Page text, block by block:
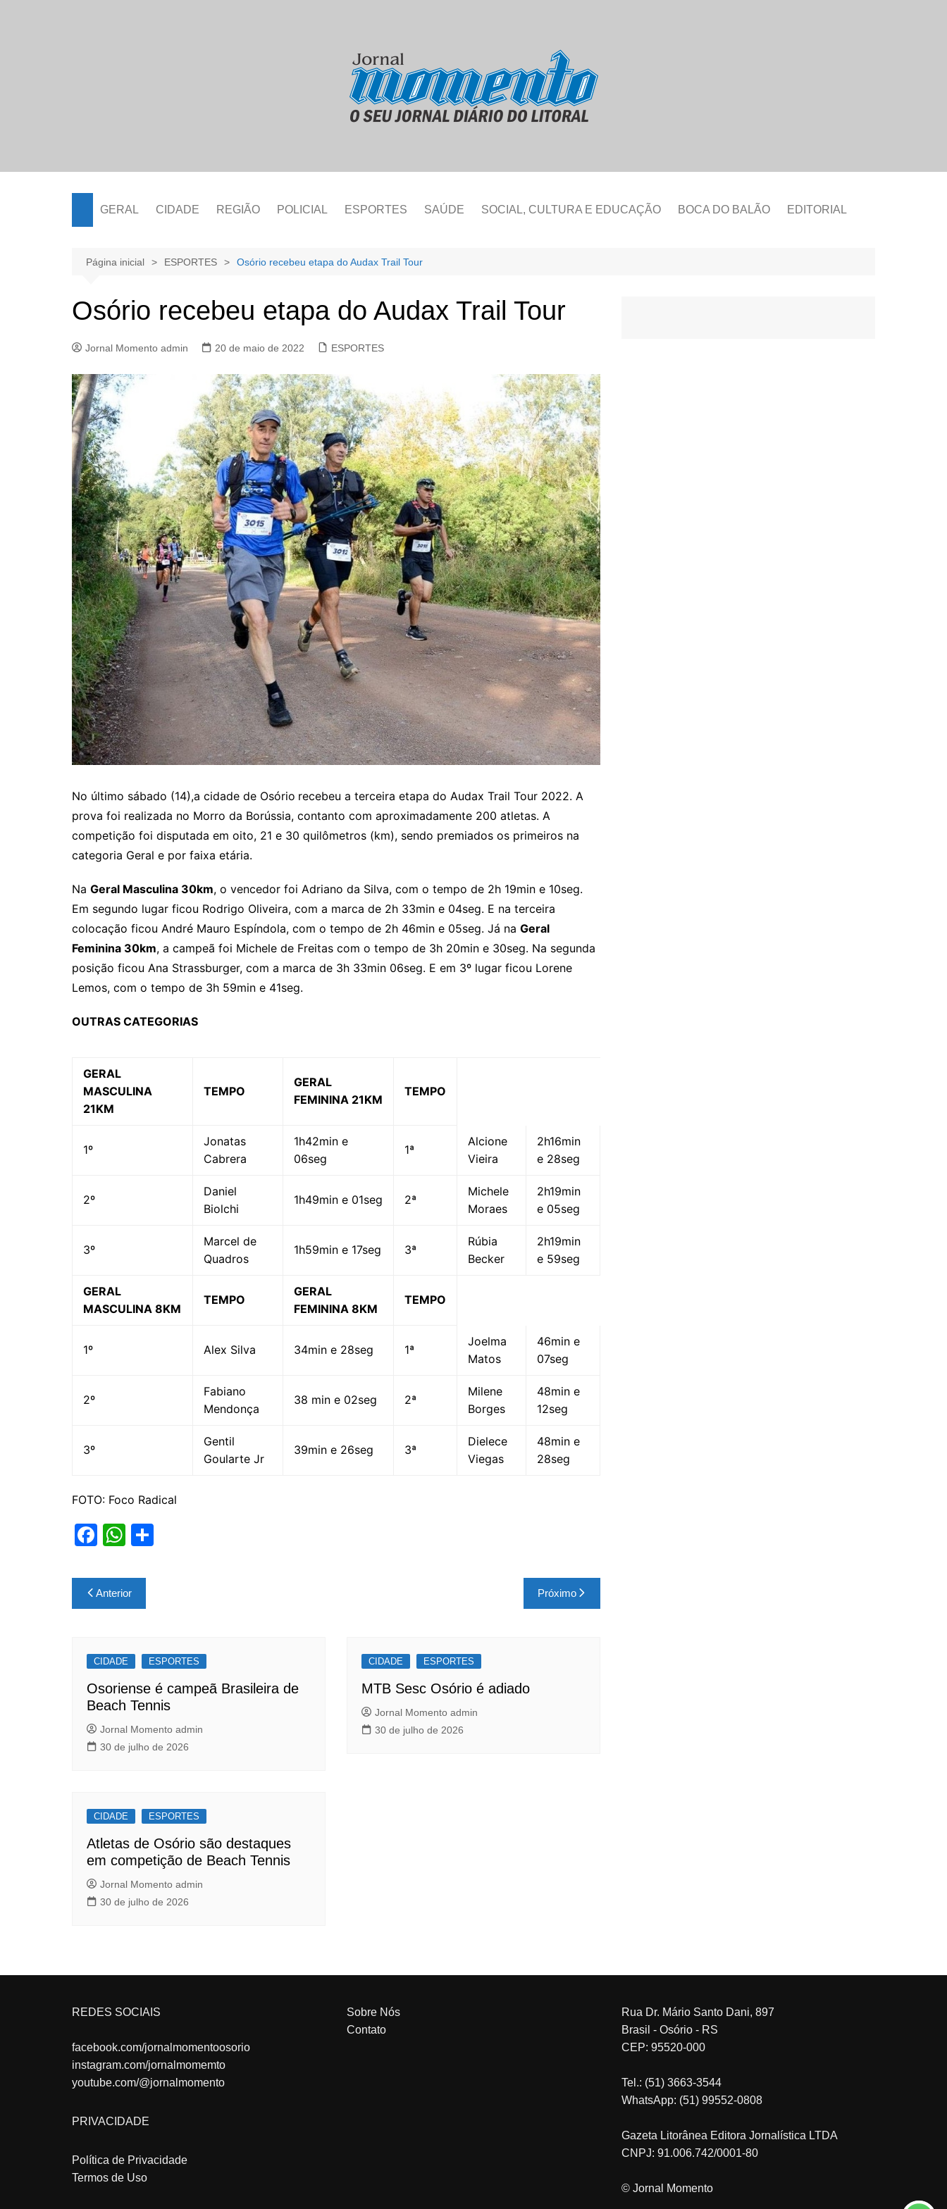
GERAL CIDADE REGIÃO POLICIAL ESPORTES SAÚDE SOCIAL, CULTURA E EDUCAÇÃO BOCA DO BALÃO EDITORIAL
Página inicial ESPORTES Osório recebeu etapa do Audax Trail Tour
Osório recebeu etapa do Audax Trail Tour
Jornal Momento admin 20 de maio de 2022 ESPORTES
No último sábado (14),a cidade de Osório recebeu a terceira etapa do Audax Trail Tour 2022. A
prova foi realizada no Morro da Borússia, contanto com aproximadamente 200 atletas. A
competição foi disputada em oito, 21 e 30 quilômetros (km), sendo premiados os primeiros na
categoria Geral e por faixa etária.
Na Geral Masculina 30km, o vencedor foi Adriano da Silva, com o tempo de 2h 19min e 10seg.
Em segundo lugar ficou Rodrigo Oliveira, com a marca de 2h 33min e 04seg. E na terceira
colocação ficou André Mauro Espíndola, com o tempo de 2h 46min e 05seg. Já na Geral
Feminina 30km, a campeã foi Michele de Freitas com o tempo de 3h 20min e 30seg. Na segunda
posição ficou Ana Strassburger, com a marca de 3h 33min 06seg. E em 3º lugar ficou Lorene
Lemos, com o tempo de 3h 59min e 41seg.
OUTRAS CATEGORIAS
GERAL
MASCULINA
21KM
TEMPO
GERAL
FEMININA 21KM
TEMPO
1º
Jonatas
Cabrera
1h42min e
06seg
1ª
Alcione
Vieira
2h16min
e 28seg
2º
Daniel
Biolchi
1h49min e 01seg 2ª
Michele
Moraes
2h19min
e 05seg
3º
Marcel de
Quadros
1h59min e 17seg 3ª
Rúbia
Becker
2h19min
e 59seg
GERAL
MASCULINA 8KM
TEMPO
GERAL
FEMININA 8KM
TEMPO
1º Alex Silva 34min e 28seg 1ª
Joelma
Matos
46min e
07seg
2º
Fabiano
Mendonça
38 min e 02seg 2ª
Milene
Borges
48min e
12seg
3º
Gentil
Goularte Jr
39min e 26seg 3ª
Dielece
Viegas
48min e
28seg
FOTO: Foco Radical
F
c
e
o
o
k
W
at
s
p
p
Navegação
de
Anterior Próximo
CIDADE ESPORTES
Osoriense é campeã Brasileira de
Beach Tennis
Jornal Momento admin
30 de julho de 2026
CIDADE ESPORTES
MTB Sesc Osório é adiado
Jornal Momento admin
30 de julho de 2026
CIDADE ESPORTES
Atletas de Osório são destaques
em competição de Beach Tennis
Jornal Momento admin
30 de julho de 2026
REDES SOCIAIS
facebook.com/jornalmomentoosorio
instagram.com/jornalmomemto
youtube.com/@jornalmomento
PRIVACIDADE
Política de Privacidade
Termos de Uso
Sobre Nós
Contato
Rua Dr. Mário Santo Dani, 897
Brasil - Osório - RS
CEP: 95520-000
Tel.: (51) 3663-3544
WhatsApp: (51) 99552-0808
Gazeta Litorânea Editora Jornalística LTDA
CNPJ: 91.006.742/0001-80
© Jornal Momento